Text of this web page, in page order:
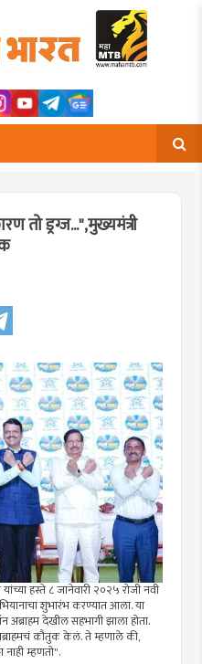
तो ड्रग्ज...",मुख्यमंत्री
हस्ते ८ जानेवारी २०२५ रोजी नवी
शुभारंभ करण्यात आला. या
अब्राहम देखील सहभागी झाला होता.
कौतुक केलं. ते म्हणाले की,
म्हणतो".